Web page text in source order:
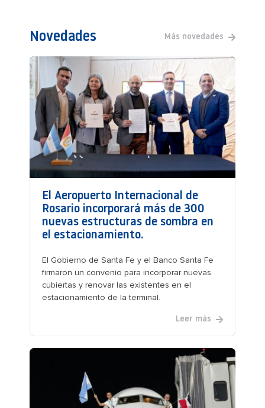
Novedades Más novedades
El Aeropuerto Internacional de
Rosario incorporará más de 300
nuevas estructuras de sombra en
el estacionamiento.
El Gobierno de Santa Fe y el Banco Santa Fe
firmaron un convenio para incorporar nuevas
cubiertas y renovar las existentes en el
estacionamiento de la terminal.
Leer más